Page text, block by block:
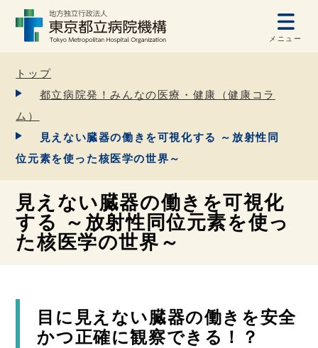
メニュー
トップ
都立病院発！みんなの医療・健康（健康コラ
ム）
見えない臓器の働きを可視化する ～放射性同
位元素を使った核医学の世界～
見えない臓器の働きを可視化
する ～放射性同位元素を使っ
た核医学の世界～
目に見えない臓器の働きを安全
かつ正確に観察できる！？